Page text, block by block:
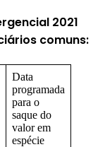
2021
comuns:
Data
programada
para o
saque do
valor em
espécie